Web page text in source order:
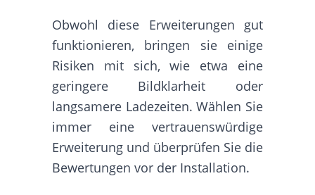
Obwohl diese Erweiterungen gut
funktionieren, bringen sie einige
Risiken mit sich, wie etwa eine
geringere Bildklarheit oder
langsamere Ladezeiten. Wählen Sie
immer eine vertrauenswürdige
Erweiterung und überprüfen Sie die
Bewertungen vor der Installation.